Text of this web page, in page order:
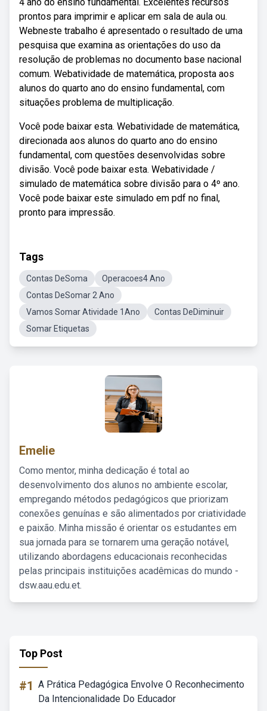
prontos para imprimir e aplicar em sala de aula ou.
Webneste trabalho é apresentado o resultado de uma
pesquisa que examina as orientações do uso da
resolução de problemas no documento base nacional
comum. Webatividade de matemática, proposta aos
alunos do quarto ano do ensino fundamental, com
situações problema de multiplicação.
Você pode baixar esta. Webatividade de matemática,
direcionada aos alunos do quarto ano do ensino
fundamental, com questões desenvolvidas sobre
divisão. Você pode baixar esta. Webatividade /
simulado de matemática sobre divisão para o 4º ano.
Você pode baixar este simulado em pdf no final,
pronto para impressão.
Tags
Contas DeSoma
Operacoes4 Ano
Contas DeSomar 2 Ano
Vamos Somar Atividade 1Ano
Contas DeDiminuir
Somar Etiquetas
Emelie
Como mentor, minha dedicação é total ao
desenvolvimento dos alunos no ambiente escolar,
empregando métodos pedagógicos que priorizam
conexões genuínas e são alimentados por criatividade
e paixão. Minha missão é orientar os estudantes em
sua jornada para se tornarem uma geração notável,
utilizando abordagens educacionais reconhecidas
pelas principais instituições acadêmicas do mundo -
dsw.aau.edu.et.
Top Post
#1 A Prática Pedagógica Envolve O Reconhecimento
Da Intencionalidade Do Educador